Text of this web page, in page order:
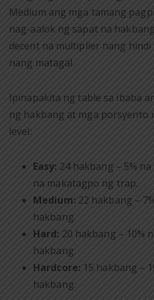
Medium ang mga tamang
nag-aalok ng sapat na
decent na multiplier nang
nang matagal.
Ipinapakita ng table sa ibaba
ng hakbang at mga porsyento
level:
Easy: 24 hakbang – 5%
na makatagpo ng trap.
Medium:22 hakbang –
hakbang.
Hard: 20 hakbang – 10%
hakbang.
Hardcore:15 hakbang –
hakbang.